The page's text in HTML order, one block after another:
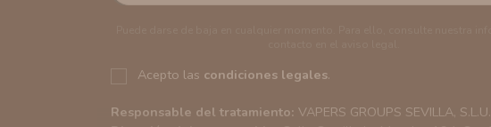
Acepto las condiciones legales.
Responsable del tratamiento: VAPERS GROUPS SEVILLA, S.L.U.